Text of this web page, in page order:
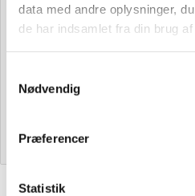
data med andre oplysninger,
de har indsamlet fra din brug
Nødvendig
Præferencer
Statistik